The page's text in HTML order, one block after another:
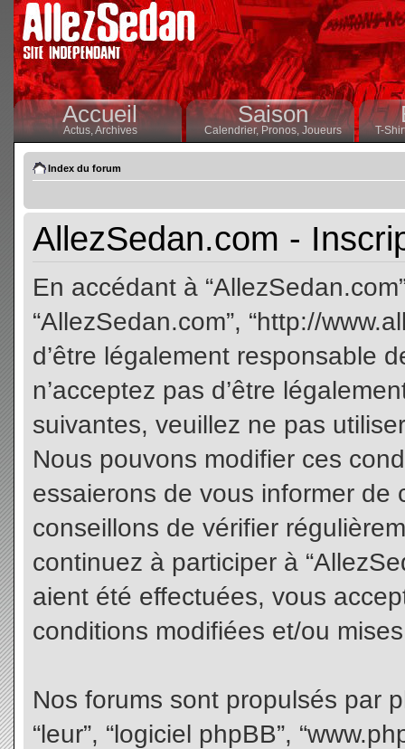
Accueil
Actus,Archives
Saison
Calendrier,Pronos, Joueurs T-
Index du forum
AllezSedan.com -
En accédant à
“AllezSedan.com”, “http://
d’être légalement responsable
n’acceptez pas d’être
suivantes, veuillez ne pas
Nous pouvons modifier ces
essaierons de vous informer
conseillons de vérifier
continuez à participer à
aient été effectuées, vous
conditions modifiées et/ou
Nos forums sont propulsés par
“leur”, “logiciel phpBB”,